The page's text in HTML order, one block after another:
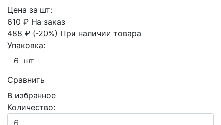
Цена за шт:
610 ₽ На заказ
488 ₽ (-20%) При наличии товара
Упаковка:
6 шт
Сравнить
В избранное
Количество: